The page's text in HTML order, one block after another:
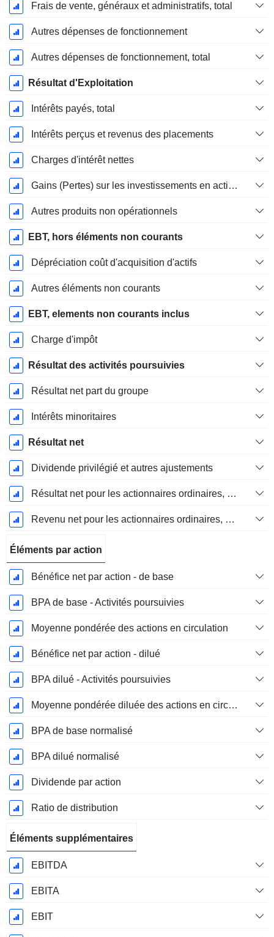
Frais de vente, généraux et administratifs, total
Autres dépenses de fonctionnement
Autres dépenses de fonctionnement, total
Résultat d'Exploitation
Intérêts payés, total
Intérêts perçus et revenus des placements
Charges d'intérêt nettes
Gains (Pertes) sur les investissements en actions
Autres produits non opérationnels
EBT, hors éléments non courants
Dépréciation coût d'acquisition d'actifs
Autres éléments non courants
EBT, elements non courants inclus
Charge d'impôt
Résultat des activités poursuivies
Résultat net part du groupe
Intérêts minoritaires
Résultat net
Dividende privilégié et autres ajustements
Résultat net pour les actionnaires ordinaires, éléments exceptionnels inclus.
Revenu net pour les actionnaires ordinaires, hors éléments exceptionnelsRésultat net pour les actionnaires ordinaires, éléments exceptionnels exclus.
Éléments par action
Bénéfice net par action - de base
BPA de base - Activités poursuivies
Moyenne pondérée des actions en circulation
Bénéfice net par action - dilué
BPA dilué - Activités poursuivies
Moyenne pondérée diluée des actions en circulation
BPA de base normalisé
BPA dilué normalisé
Dividende par action
Ratio de distribution
Éléments supplémentaires
EBITDA
EBITA
EBIT